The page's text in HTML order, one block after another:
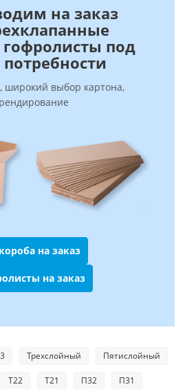
на заказ
под
широкий выбор картона,
на заказ
на заказ
Трехслойный Пятислойный
Т22 Т21 П32 П31